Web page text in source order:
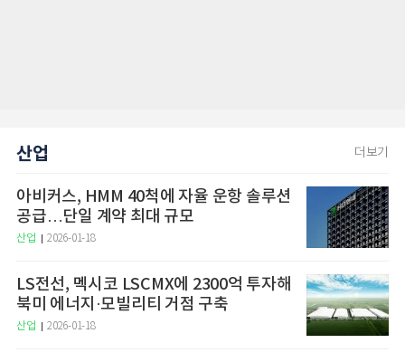
산업 더보기
아비커스, HMM 40척에 자율 운항 솔루션
공급…단일 계약 최대 규모
산업 2026-01-18
LS전선, 멕시코 LSCMX에 2300억 투자해
북미 에너지·모빌리티 거점 구축
산업 2026-01-18